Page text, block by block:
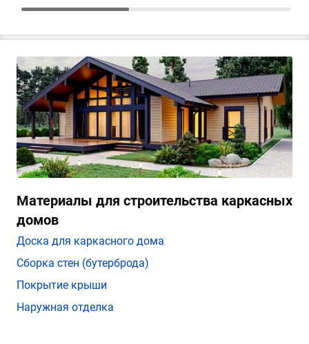
Материалы для строительства каркасных
домов
Доска для каркасного дома
Сборка стен (бутерброда)
Покрытие крыши
Наружная отделка